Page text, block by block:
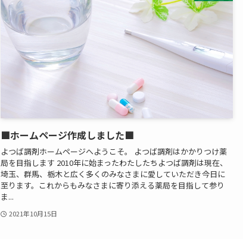
■ホームページ作成しました■
よつば調剤ホームページへようこそ。 よつば調剤はかかりつけ薬
局を目指します 2010年に始まったわたしたちよつば調剤は現在、
埼玉、群馬、栃木と広く多くのみなさまに愛していただき今日に
至ります。これからもみなさまに寄り添える薬局を目指して参り
ま...
2021年10月15日